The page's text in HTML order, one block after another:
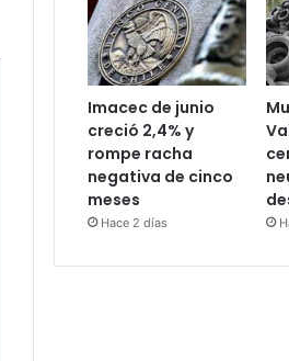
Imacec de junio
creció 2,4% y
rompe racha
negativa de cinco
meses
Hace 2 días